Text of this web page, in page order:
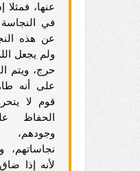
عنها، فمثلا
في النجاسة
عن هذه
ولم يجعل
حرج، ويتم
على أنه
قوم لا
الحفاظ
نجاساتهم،
لأنه إذا